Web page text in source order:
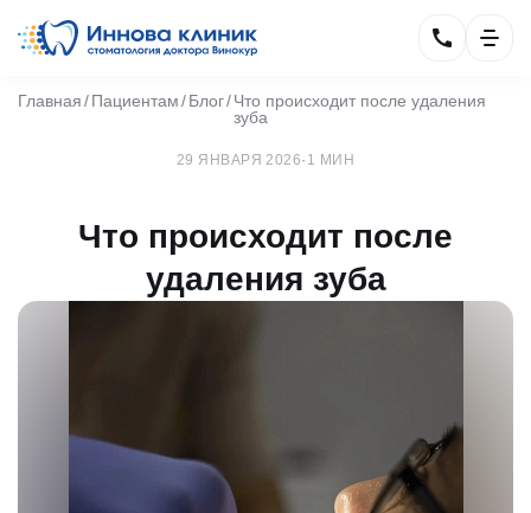
Главная Пациентам Блог Что происходит после удаления
зуба
29 ЯНВАРЯ 2026· 1 МИН
Что происходит после
удаления зуба